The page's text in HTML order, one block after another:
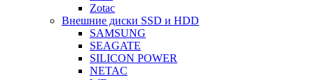
Zotac
Внешние диски SSD и HDD
SAMSUNG
SEAGATE
SILICON POWER
NETAC